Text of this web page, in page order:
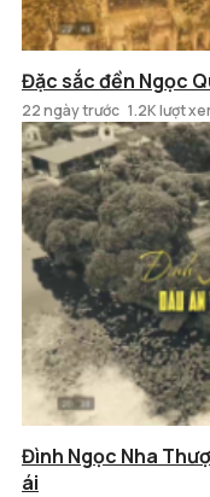
Đặc sắc đền Ngọc
22 ngày trước 1.2K lượt
Đình Ngọc Nha
ái